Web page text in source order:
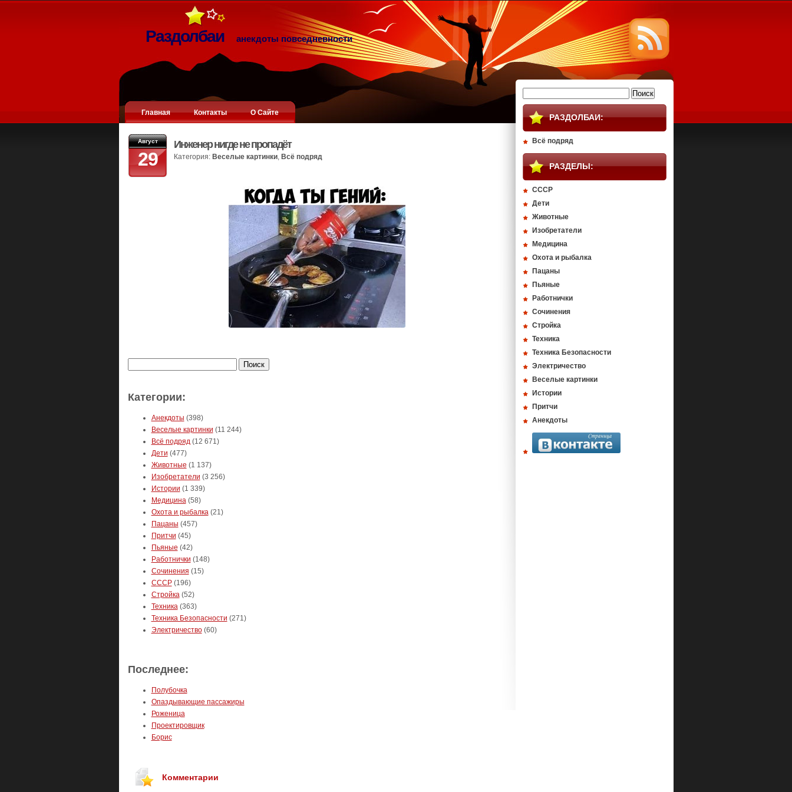
Раздолбаи анекдоты повседневности
Главная Контакты О Сайте
Август
29
Инженер нигде не пропадёт
Категория: Веселые картинки, Всё подряд
Категории:
Анекдоты (398)
Веселые картинки (11 244)
Всё подряд(12 671)
Дети (477)
Животные (1 137)
Изобретатели (3 256)
Истории (1 339)
Медицина(58)
Охота и рыбалка(21)
Пацаны (457)
Притчи (45)
Пьяные (42)
Работнички (148)
Сочинения (15)
СССР(196)
Стройка(52)
Техника(363)
Техника Безопасности (271)
Электричество(60)
Последнее:
Полубочка
Опаздывающие пассажиры
Роженица
Проектировщик
Борис
Комментарии
РАЗДОЛБАИ:
Всё подряд
РАЗДЕЛЫ:
СССР
Дети
Животные
Изобретатели
Медицина
Охота и рыбалка
Пацаны
Пьяные
Работнички
Сочинения
Стройка
Техника
Техника Безопасности
Электричество
Веселые картинки
Истории
Притчи
Анекдоты